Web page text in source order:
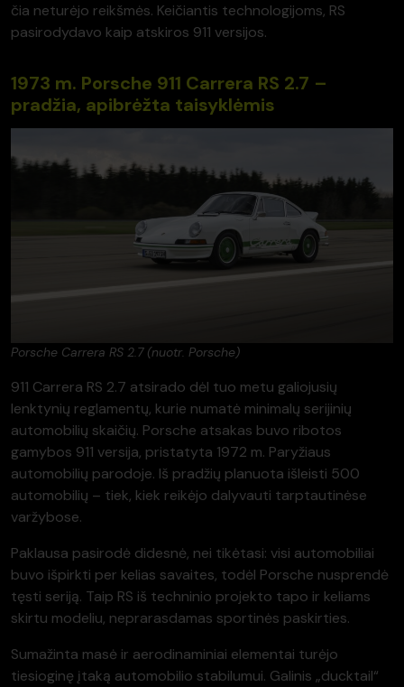
čia neturėjo reikšmės. Keičiantis technologijoms, RS
pasirodydavo kaip atskiros 911 versijos.
1973 m. Porsche 911 Carrera RS 2.7 –
pradžia, apibrėžta taisyklėmis
Porsche Carrera RS 2.7 (nuotr. Porsche)
911 Carrera RS 2.7 atsirado dėl tuo metu galiojusių
lenktynių reglamentų, kurie numatė minimalų serijinių
automobilių skaičių. Porsche atsakas buvo ribotos
gamybos 911 versija, pristatyta 1972 m. Paryžiaus
automobilių parodoje. Iš pradžių planuota išleisti 500
automobilių – tiek, kiek reikėjo dalyvauti tarptautinėse
varžybose.
Paklausa pasirodė didesnė, nei tikėtasi: visi automobiliai
buvo išpirkti per kelias savaites, todėl Porsche nusprendė
tęsti seriją. Taip RS iš techninio projekto tapo ir keliams
skirtu modeliu, neprarasdamas sportinės paskirties.
Sumažinta masė ir aerodinaminiai elementai turėjo
tiesioginę įtaką automobilio stabilumui. Galinis „ducktail“